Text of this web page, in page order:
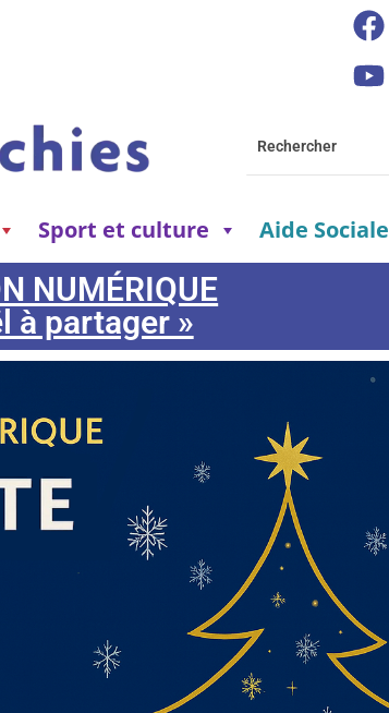
Sport et culture Aide Sociale
NUMÉRIQUE
à partager »